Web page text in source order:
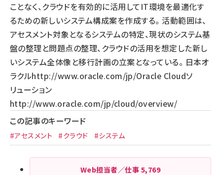
ことなく、クラウドを有効的に活用してIT環境を最適化す
るための新しいシステム構成案を作成する。 活動範囲は、
アセスメント対象となるシステムの特定、現状のシステム基
盤の整理と問題点の整理、クラウドの活用を想定した新し
いシステム全体像と移行計画の立案となっている。 日本オ
ラクルhttp://www.oracle.com/jp/Oracle Cloudソ
リューション
http://www.oracle.com/jp/cloud/overview/
この記事のキーワード
#アセスメント #クラウド #システム
Web担当者／仕事 5,769